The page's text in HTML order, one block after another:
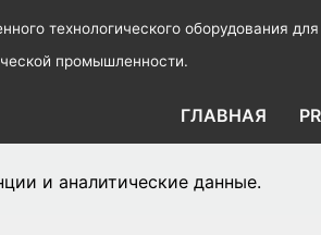
технологического оборудования
промышленности.
ГЛАВНАЯ
и аналитические данные.